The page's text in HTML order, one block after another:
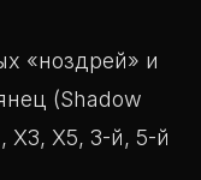
«ноздрей» и
(Shadow
X3, X5, 3-й, 5-й